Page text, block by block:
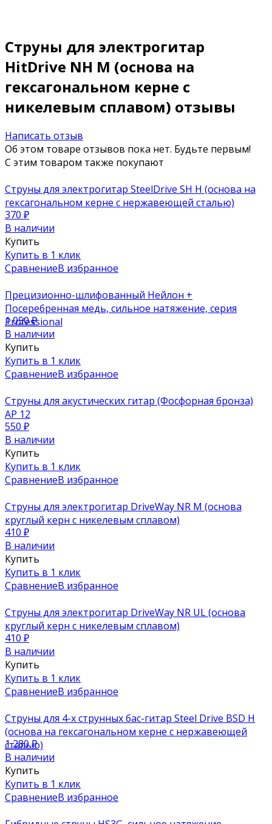
Струны для электрогитар
HitDrive NH M (основа на
гексагональном керне с
никелевым сплавом) отзывы
Написать отзыв
Об этом товаре отзывов пока нет. Будьте первым!
С этим товаром также покупают
Струны для электрогитар SteelDrive SH H (основа на
гексагональном керне с нержавеющей сталью)
370 ₽
В наличии
Купить
Купить в 1 клик
СравнениеВ избранное
Прецизионно-шлифованный Нейлон +
Посеребренная медь, сильное натяжение, серия
Professional
1 050₽
В наличии
Купить
Купить в 1 клик
СравнениеВ избранное
Струны для акустических гитар (Фосфорная бронза)
AP 12
550 ₽
В наличии
Купить
Купить в 1 клик
СравнениеВ избранное
Струны для электрогитар DriveWay NR M (основа
круглый керн с никелевым сплавом)
410 ₽
В наличии
Купить
Купить в 1 клик
СравнениеВ избранное
Струны для электрогитар DriveWay NR UL (основа
круглый керн с никелевым сплавом)
410 ₽
В наличии
Купить
Купить в 1 клик
СравнениеВ избранное
Струны для 4-х струнных бас-гитар Steel Drive BSD H
(основа на гексагональном керне с нержавеющей
сталью)
1 280₽
В наличии
Купить
Купить в 1 клик
СравнениеВ избранное